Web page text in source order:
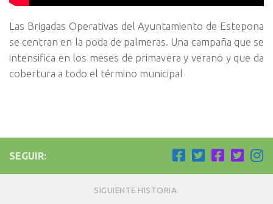
Las Brigadas Operativas del Ayuntamiento de Estepona
se centran en la poda de palmeras. Una campaña que se
intensifica en los meses de primavera y verano y que da
cobertura a todo el término municipal
SEGUIR:
SIGUIENTE HISTORIA